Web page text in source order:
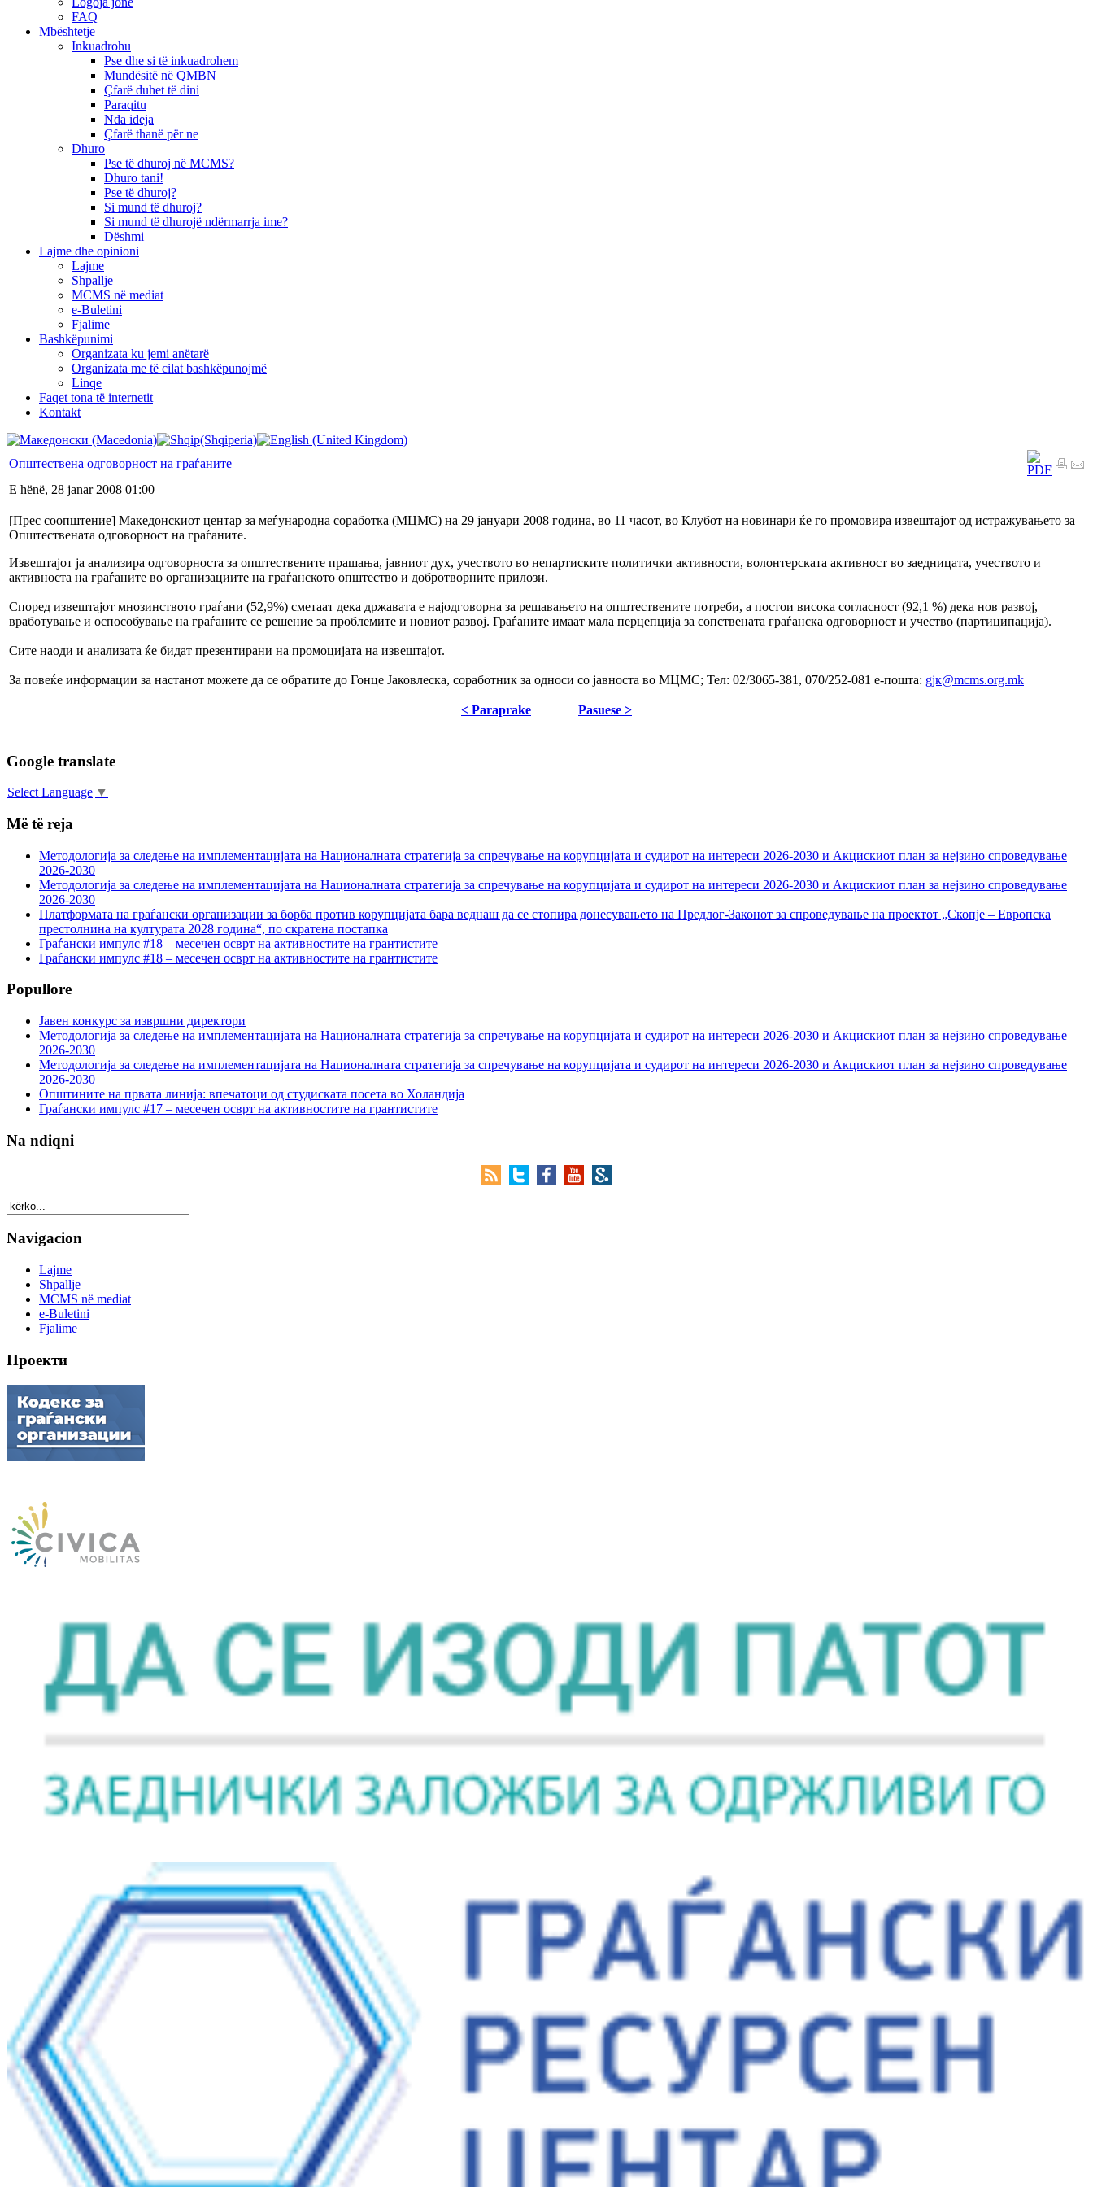
FAQ
Mbështetje
Inkuadrohu
Pse dhe si të inkuadrohem
Mundësitë në QMBN
Çfarë duhet të dini
Paraqitu
Nda ideja
Çfarë thanë për ne
Dhuro
Pse të dhuroj në MCMS?
Dhuro tani!
Pse të dhuroj?
Si mund të dhuroj?
Si mund të dhurojë ndërmarrja ime?
Dëshmi
Lajme dhe opinioni
Lajme
Shpallje
MCMS në mediat
e-Buletini
Fjalime
Bashkëpunimi
Organizata ku jemi anëtarë
Organizata me të cilat bashkëpunojmë
Linqe
Faqet tona të internetit
Kontakt
Општествена одговорност на граѓаните
E hënë, 28 janar 2008 01:00
[Прес соопштение] Македонскиот центар за меѓународна соработка (МЦМС) на 29 јануари 2008 година, во 11 часот, во Клубот на новинари ќе го промовира извештајот од истражувањето за
Општествената одговорност на граѓаните.
Извештајот ја анализира одговорноста за општествените прашања, јавниот дух, учеството во непартиските политички активности, волонтерската активност во заедницата, учеството и
активноста на граѓаните во организациите на граѓанското општество и добротворните прилози.
Според извештајот мнозинството граѓани (52,9%) сметаат дека државата е најодговорна за решавањето на општествените потреби, а постои висока согласност (92,1 %) дека нов развој,
вработување и оспособување на граѓаните се решение за проблемите и новиот развој. Граѓаните имаат мала перцепција за сопствената граѓанска одговорност и учество (партиципација).
Сите наоди и анализата ќе бидат презентирани на промоцијата на извештајот.
За повеќе информации за настанот можете да се обратите до Гонце Јаковлеска, соработник за односи со јавноста во МЦМС; Тел: 02/3065-381, 070/252-081 е-пошта: gјк@mcms.org.mk
< Paraprake Pasuese >
Google translate
Select Language ▼
Më të reja
Методологија за следење на имплементацијата на Националната стратегија за спречување на корупцијата и судирот на интереси 2026-2030 и Акцискиот план за нејзино спроведување
2026-2030
Методологија за следење на имплементацијата на Националната стратегија за спречување на корупцијата и судирот на интереси 2026-2030 и Акцискиот план за нејзино спроведување
2026-2030
Платформата на граѓански организации за борба против корупцијата бара веднаш да се стопира донесувањето на Предлог-Законот за спроведување на проектот „Скопје – Европска
престолнина на културата 2028 година“, по скратена постапка
Граѓански импулс #18 – месечен осврт на активностите на грантистите
Граѓански импулс #18 – месечен осврт на активностите на грантистите
Popullore
Јавен конкурс за извршни директори
Методологија за следење на имплементацијата на Националната стратегија за спречување на корупцијата и судирот на интереси 2026-2030 и Акцискиот план за нејзино спроведување
2026-2030
Методологија за следење на имплементацијата на Националната стратегија за спречување на корупцијата и судирот на интереси 2026-2030 и Акцискиот план за нејзино спроведување
2026-2030
Општините на првата линија: впечатоци од студиската посета во Холандија
Граѓански импулс #17 – месечен осврт на активностите на грантистите
Na ndiqni
Navigacion
Lajme
Shpallje
MCMS në mediat
e-Buletini
Fjalime
Проекти